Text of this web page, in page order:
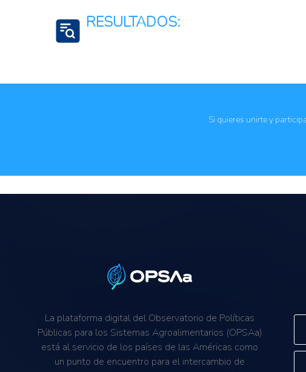
RESULTADOS:
Biodiversidad
Si quieres unirte y
La plataforma digital del Observatorio de Políticas
Públicas para los Sistemas Agroalimentarios (OPSAa)
está al servicio de los países de las Américas como
un punto de encuentro para el intercambio de